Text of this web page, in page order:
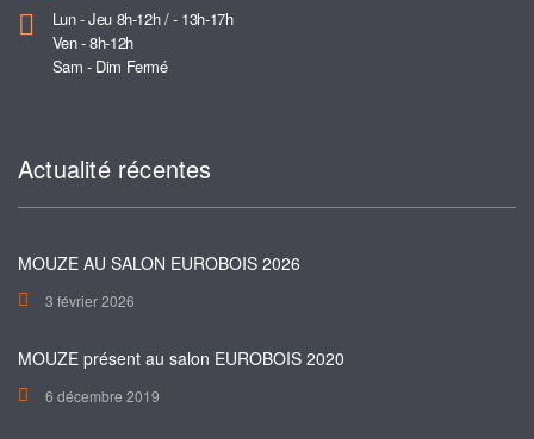
Lun - Jeu 8h-12h / - 13h-17h
Ven - 8h-12h
Sam - Dim Fermé
Actualité récentes
MOUZE AU SALON EUROBOIS 2026
3 février 2026
MOUZE présent au salon EUROBOIS 2020
6 décembre 2019